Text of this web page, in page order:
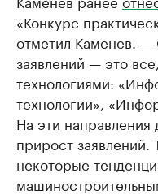
«Конкурс
отметил Каменев.
заявлений — это
технологиями:
технологии»,
На эти направления
прирост заявлений.
некоторые